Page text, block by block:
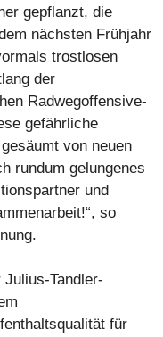
gepflanzt, die
nächsten Frühjahr
trostlosen
der
Radwegoffensive-
gefährliche
von neuen
rundum gelungenes
und
so
Tandler-
für